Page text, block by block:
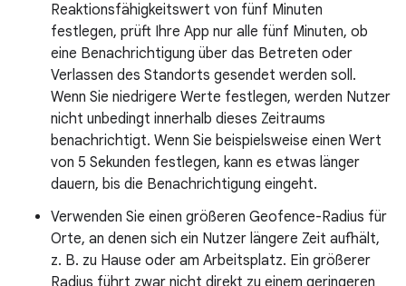
Reaktionsfähigkeitswert von fünf Minuten
festlegen, prüft Ihre App nur alle fünf Minuten, ob
eine Benachrichtigung über das Betreten oder
Verlassen des Standorts gesendet werden soll.
Wenn Sie niedrigere Werte festlegen, werden Nutzer
nicht unbedingt innerhalb dieses Zeitraums
benachrichtigt. Wenn Sie beispielsweise einen Wert
von 5 Sekunden festlegen, kann es etwas länger
dauern, bis die Benachrichtigung eingeht.
Verwenden Sie einen größeren Geofence-Radius für
Orte, an denen sich ein Nutzer längere Zeit aufhält,
z. B. zu Hause oder am Arbeitsplatz. Ein größerer
Radius führt zwar nicht direkt zu einem geringeren